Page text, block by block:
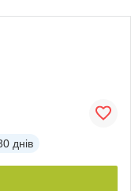
днів